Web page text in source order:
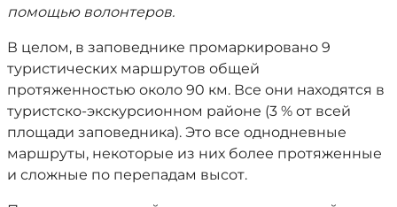
помощью волонтеров.
В целом, в заповеднике промаркировано 9
туристических маршрутов общей
протяженностью около 90 км. Все они находятся в
туристско-экскурсионном районе (3 % от всей
площади заповедника). Это все однодневные
маршруты, некоторые из них более протяженные
и сложные по перепадам высот.